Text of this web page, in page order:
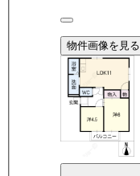
物件画像を見る